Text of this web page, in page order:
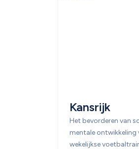
Kansrijk
Het bevorderen van
mentale ontwikkeling
wekelijkse